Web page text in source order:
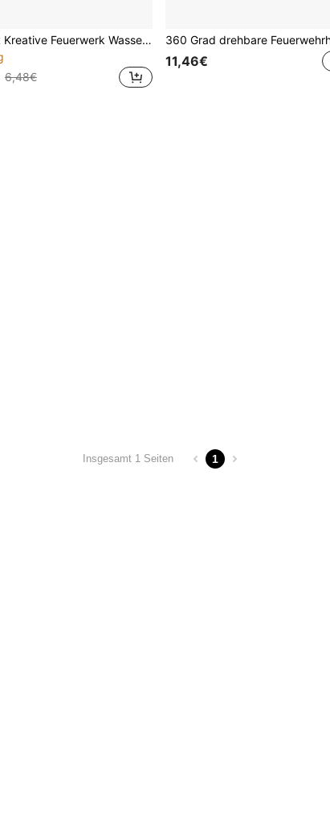
1 Stück Kreative Feuerwerk Wasserpistole, Spritzpistole für Kinder, Feuerwerk Fotografie Requisite, geeignet für Partyspiele, Großpackung kleine Wasserpistolen Sommer Pool, Garten, Strand, Geburtstagsparty Outdoor Spielzeug, Kinder Outdoor Spielzeug, Kinder Wasserspritzspielzeug
6,48€
11,46€
Insgesamt 1 Seiten 1